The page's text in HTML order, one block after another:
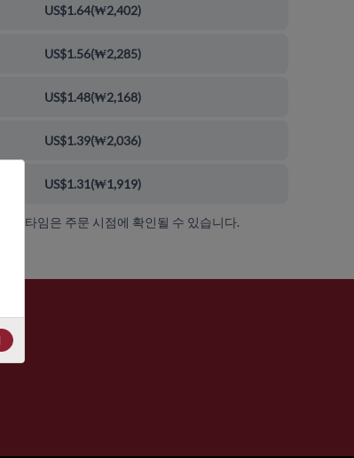
US$1.64(₩2,402)
US$1.56(₩2,285)
US$1.48(₩2,168)
US$1.39(₩2,036)
US$1.31(₩1,919)
드 타임은 주문 시점에 확인될 수 있습니다.